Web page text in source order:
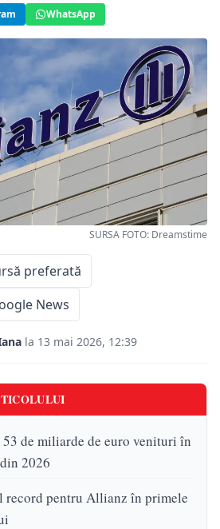
WhatsApp
SURSA FOTO: Dreamstime
preferată
News
la 13 mai 2026, 12:39
de miliarde de euro venituri în
2026
record pentru Allianz în primele